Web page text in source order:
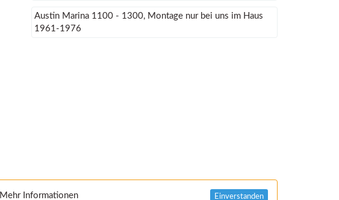
Austin Marina 1100 - 1300, Montage nur bei uns im Haus
1961-1976
Mehr Informationen Einverstanden